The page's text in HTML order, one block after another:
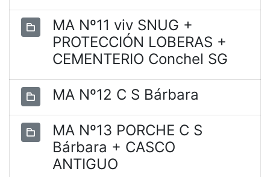
MA Nº11 viv SNUG +
PROTECCIÓN LOBERAS +
CEMENTERIO Conchel SG
MA Nº12 C S Bárbara
MA Nº13 PORCHE C S
Bárbara + CASCO
ANTIGUO